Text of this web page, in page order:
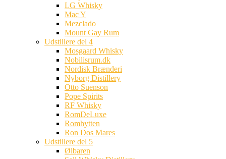
LG Whisky
Mac Y
Mezclado
Mount Gay Rum
Udstillere del 4
Mosgaard Whisky
Nobilisrum.dk
Nordisk Brænderi
Nyborg Distillery
Otto Suenson
Pope Spirits
RF Whisky
RomDeLuxe
Romhytten
Ron Dos Mares
Udstillere del 5
Ølbaren